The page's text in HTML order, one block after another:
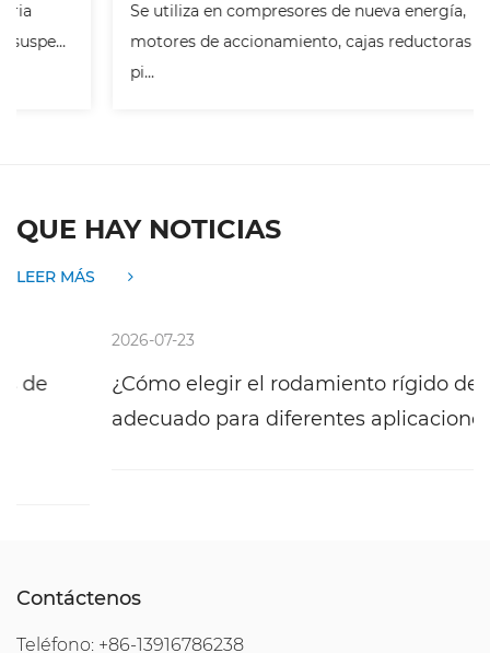
Se utiliza en compresores de nueva energía,
motores de accionamiento, cajas reductoras y otras
QUE HAY NOTICIAS
LEER MÁS
¿Cómo elegir el rodamiento rígido de bolas
adecuado para diferentes aplicaciones?
Contáctenos
Teléfono: +86-13916786238